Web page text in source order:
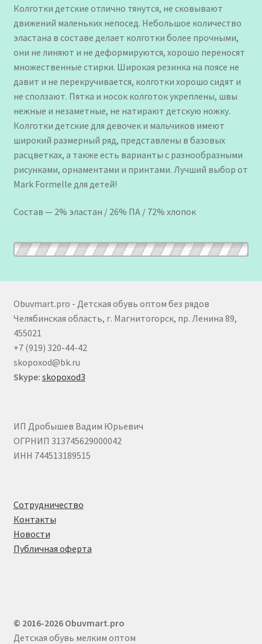
Колготки детские отлично тянутся, не сковывают
движений маленьких непосед. Небольшое количество
эластана в составе делает колготки более прочными,
они не линяют и не деформируются, хорошо переносят
множественные стирки. Широкая резинка на поясе не
давит и не перекручивается, колготки хорошо сидят и
не сползают. Пятка и носок колготок укреплены, швы
нежные и незаметные, не натирают детскую ножку.
Колготки детские для девочек и мальчиков имеют
широкий размерный ряд, представлены в базовых
расцветках, а также есть варианты с разнообразными
рисунками, орнаментами и принтами. Лучший выбор от
Mark Formelle для детей!
Состав — 2% эластан / 26% ПА / 72% хлопок
Obuvmart.pro - Детская обувь оптом без рядов
Челябинская область, г. Магнитогорск, пр. Ленина 89,
455021
+7 (919) 320-44-42
skopoxod@bk.ru
Skype: skopoxod3
ИП Дробышев Вадим Юрьевич
ОГРНИП 313745629000042
ИНН 744513189515
Сотрудничество
Контакты
Новости
Публичная оферта
© 2016-2026 Obuvmart.pro
Детская обувь мелким оптом